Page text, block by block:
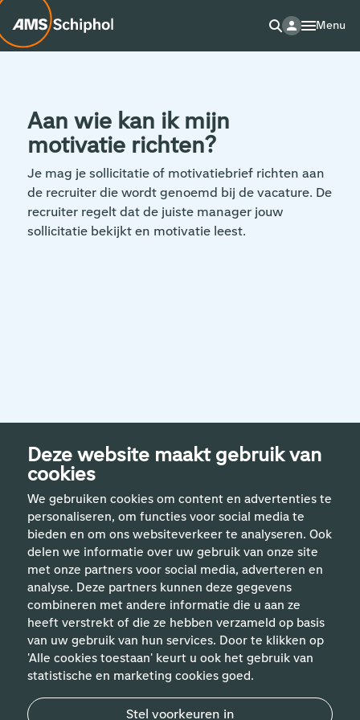
Deze website maakt gebruik van
cookies
We gebruiken cookies om content en advertenties te
personaliseren, om functies voor social media te
bieden en om ons websiteverkeer te analyseren. Ook
delen we informatie over uw gebruik van onze site
met onze partners voor social media, adverteren en
analyse. Deze partners kunnen deze gegevens
combineren met andere informatie die u aan ze
heeft verstrekt of die ze hebben verzameld op basis
van uw gebruik van hun services. Door te klikken op
'Alle cookies toestaan' keurt u ook het gebruik van
statistische en marketing cookies goed.
Stel voorkeuren in
Menu
Aan wie kan ik mijn
motivatie richten?
Je mag je sollicitatie of motivatiebrief richten aan
de recruiter die wordt genoemd bij de vacature. De
recruiter regelt dat de juiste manager jouw
sollicitatie bekijkt en motivatie leest.
Handige links
Vakgebieden
Contact